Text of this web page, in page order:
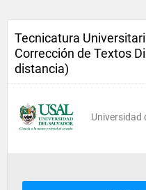
Tecnicatura
Corrección de Textos
distancia)
Universidad